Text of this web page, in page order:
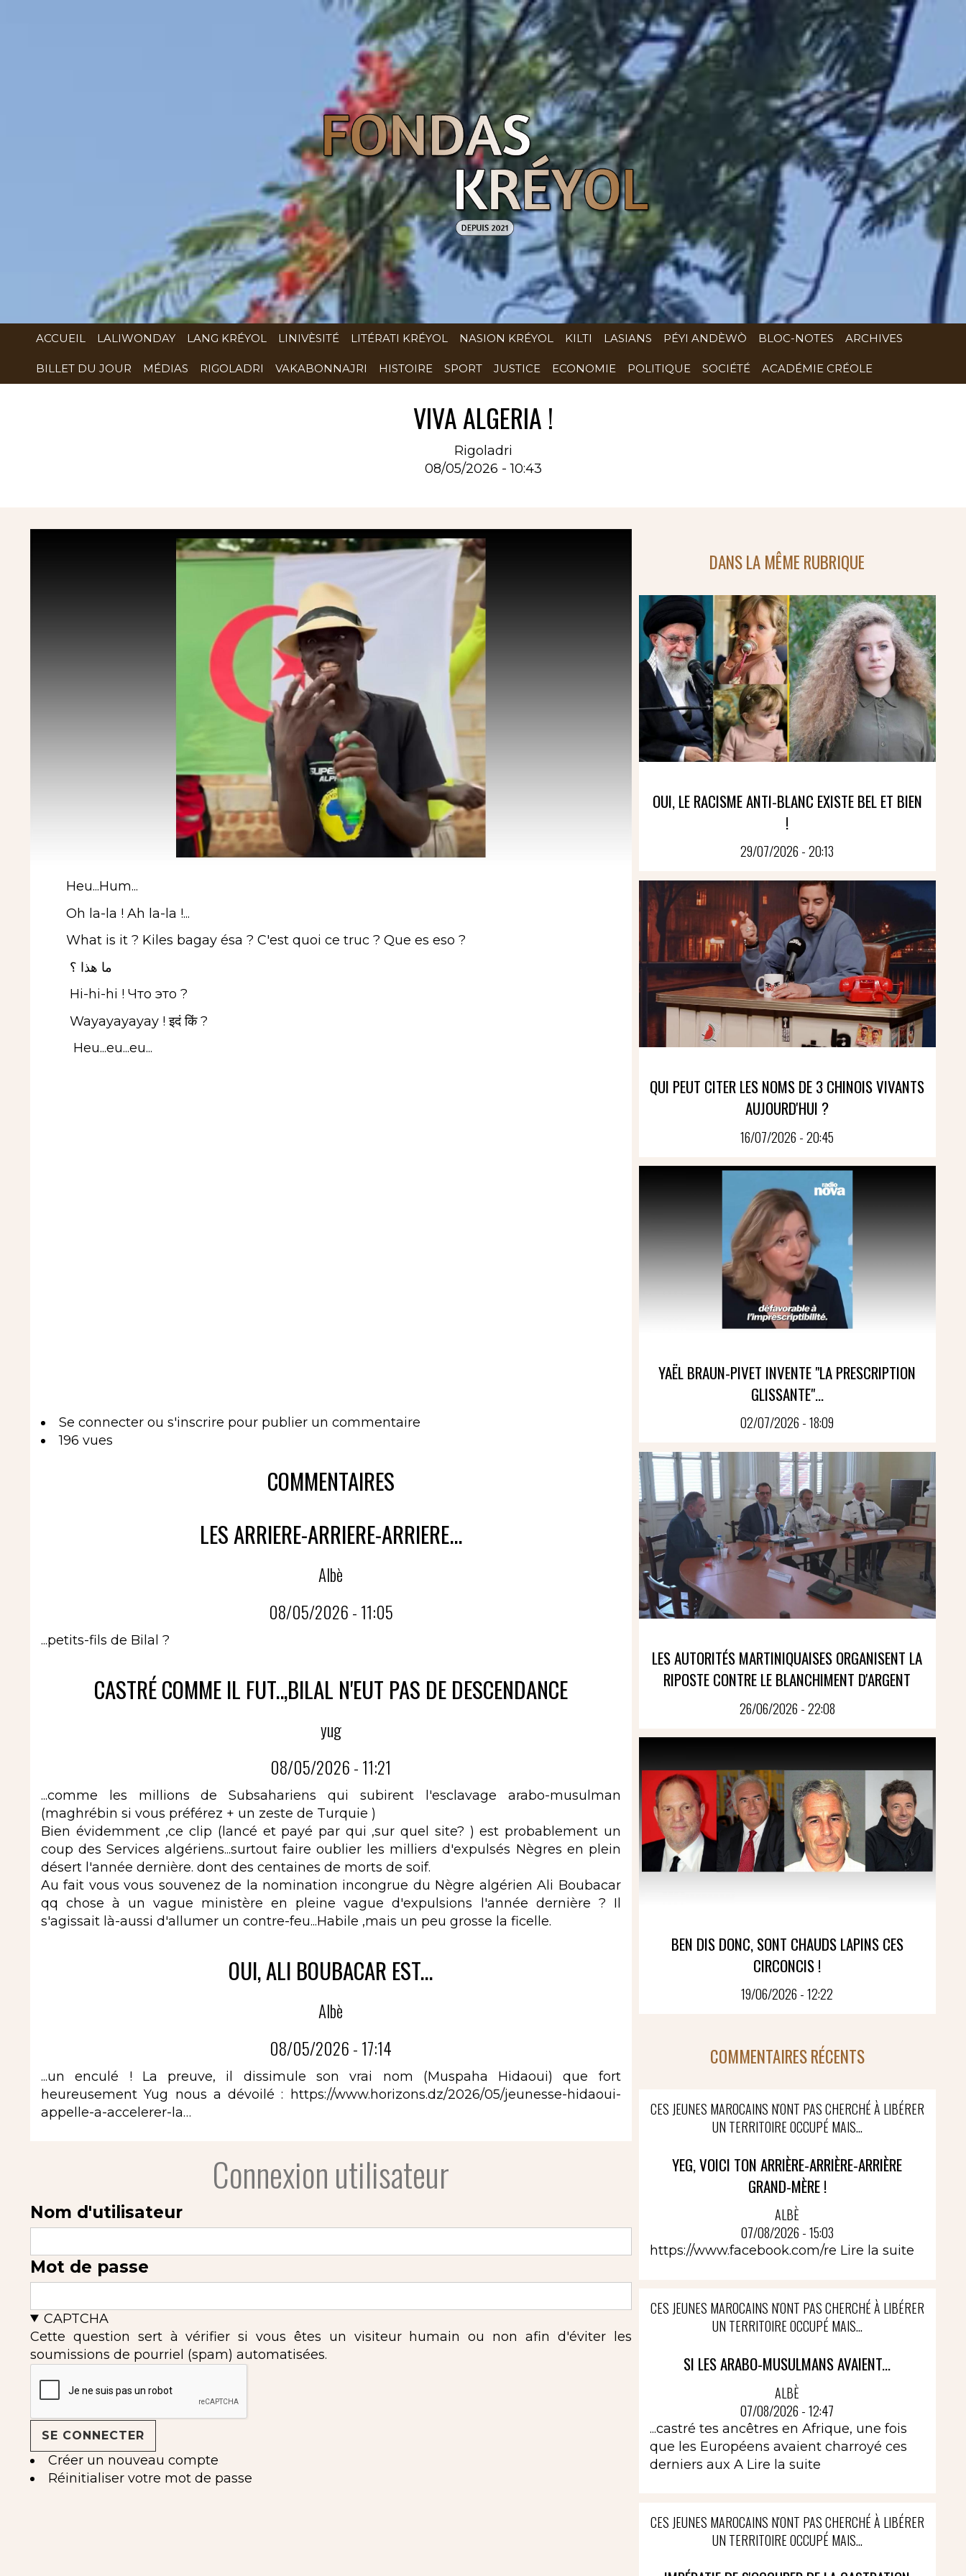
ACCUEIL LALIWONDAY LANG KRÉYOL LINIVÈSITÉ LITÉRATI KRÉYOL NASION KRÉYOL KILTI LASIANS PÉYI ANDÈWÒ BLOC-NOTES ARCHIVES
BILLET DU JOUR MÉDIAS RIGOLADRI VAKABONNAJRI HISTOIRE SPORT JUSTICE ECONOMIE POLITIQUE SOCIÉTÉ ACADÉMIE CRÉOLE
VIVA ALGERIA !
Rigoladri
08/05/2026 - 10:43
Heu...Hum...
Oh la-la ! Ah la-la !...
What is it ? Kiles bagay ésa ? C'est quoi ce truc ? Que es eso ?
Hi-hi-hi ! Что это ?
Wayayayayay ! इदं किं ?
Heu...eu...eu...
Se connecter ou s'inscrire pour publier un commentaire
196 vues
COMMENTAIRES
LES ARRIERE-ARRIERE-ARRIERE...
Albè
08/05/2026 - 11:05
...petits-fils de Bilal ?
CASTRÉ COMME IL FUT..,BILAL N'EUT PAS DE DESCENDANCE
yug
08/05/2026 - 11:21
...comme les millions de Subsahariens qui subirent l'esclavage arabo-musulman
(maghrébin si vous préférez + un zeste de Turquie )
Bien évidemment ,ce clip (lancé et payé par qui ,sur quel site? ) est probablement un
coup des Services algériens...surtout faire oublier les milliers d'expulsés Nègres en plein
désert l'année dernière. dont des centaines de morts de soif.
Au fait vous vous souvenez de la nomination incongrue du Nègre algérien Ali Boubacar
qq chose à un vague ministère en pleine vague d'expulsions l'année dernière ? Il
s'agissait là-aussi d'allumer un contre-feu...Habile ,mais un peu grosse la ficelle.
OUI, ALI BOUBACAR EST...
Albè
08/05/2026 - 17:14
...un enculé ! La preuve, il dissimule son vrai nom (Muspaha Hidaoui) que fort
heureusement Yug nous a dévoilé : https://www.horizons.dz/2026/05/jeunesse-hidaoui-
appelle-a-accelerer-la…
Connexion utilisateur
Nom d'utilisateur
Mot de passe
CAPTCHA
Cette question sert à vérifier si vous êtes un visiteur humain ou non afin d'éviter les
soumissions de pourriel (spam) automatisées.
Créer un nouveau compte
Réinitialiser votre mot de passe
DANS LA MÊME RUBRIQUE
OUI, LE RACISME ANTI-BLANC EXISTE BEL ET BIEN
!
29/07/2026 - 20:13
QUI PEUT CITER LES NOMS DE 3 CHINOIS VIVANTS
AUJOURD'HUI ?
16/07/2026 - 20:45
YAËL BRAUN-PIVET INVENTE "LA PRESCRIPTION
GLISSANTE"...
02/07/2026 - 18:09
LES AUTORITÉS MARTINIQUAISES ORGANISENT LA
RIPOSTE CONTRE LE BLANCHIMENT D'ARGENT
26/06/2026 - 22:08
BEN DIS DONC, SONT CHAUDS LAPINS CES
CIRCONCIS !
19/06/2026 - 12:22
COMMENTAIRES RÉCENTS
CES JEUNES MAROCAINS N'ONT PAS CHERCHÉ À LIBÉRER
UN TERRITOIRE OCCUPÉ MAIS...
YEG, VOICI TON ARRIÈRE-ARRIÈRE-ARRIÈRE
GRAND-MÈRE !
ALBÈ
07/08/2026 - 15:03
https://www.facebook.com/re Lire la suite
CES JEUNES MAROCAINS N'ONT PAS CHERCHÉ À LIBÉRER
UN TERRITOIRE OCCUPÉ MAIS...
SI LES ARABO-MUSULMANS AVAIENT...
ALBÈ
07/08/2026 - 12:47
...castré tes ancêtres en Afrique, une fois
que les Européens avaient charroyé ces
derniers aux A Lire la suite
CES JEUNES MAROCAINS N'ONT PAS CHERCHÉ À LIBÉRER
UN TERRITOIRE OCCUPÉ MAIS...